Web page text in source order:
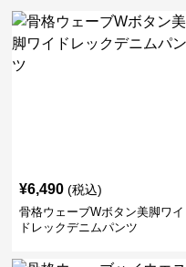
¥6,490 (税込)
骨格ウェーブWボタン美脚ワイ
ドレックデニムパンツ